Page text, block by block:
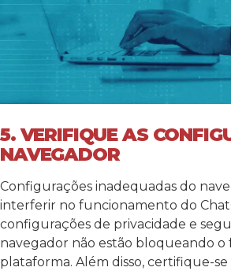
5. VERIFIQUE AS
NAVEGADOR
Configurações inadequadas do
interferir no funcionamento do
configurações de privacidade e
navegador não estão bloqueando
plataforma. Além disso, certifique-